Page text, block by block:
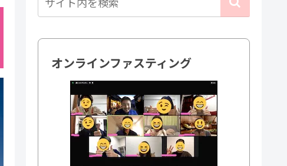
オンラインファスティング